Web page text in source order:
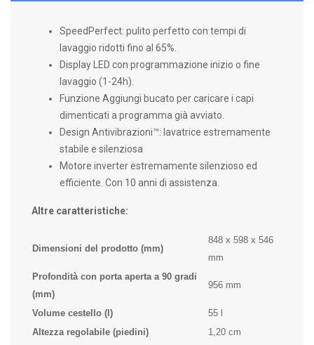
SpeedPerfect: pulito perfetto con tempi di
lavaggio ridotti fino al 65%.
Display LED con programmazione inizio o fine
lavaggio (1-24h).
Funzione Aggiungi bucato per caricare i capi
dimenticati a programma già avviato.
Design Antivibrazioni™: lavatrice estremamente
stabile e silenziosa
Motore inverter estremamente silenzioso ed
efficiente. Con 10 anni di assistenza.
Altre caratteristiche:
Dimensioni del prodotto (mm)
848 x 598 x 546
mm
Profondità con porta aperta a 90 gradi
(mm)
956 mm
Volume cestello (l)
55 l
Altezza regolabile (piedini)
1,20 cm